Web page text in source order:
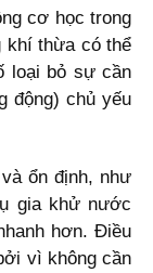
cơ học trong
khí thừa có thể
loại bỏ sự cần
động) chủ yếu
ổn định, như
gia khử nước
hơn. Điều
vì không cần